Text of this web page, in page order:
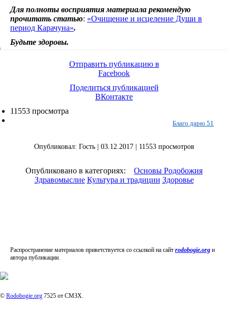
Для полноты восприятия материала рекомендую
прочитать статью: «Очищение и исцеление Души в
период Карачуна».
Будьте здоровы.
Отправить публикацию в
Facebook
Поделиться публикацией
ВКонтакте
11553 просмотра
Благо дарю 51
Опубликовал: Гость | 03.12.2017 | 11553 просмотров
Опубликовано в категориях: Основы Родобожия
Здравомыслие Культура и традиции Здоровье
Распространение материалов приветствуется со ссылкой на сайт rodobogie.org и
автора публикации.
© Rodobogie.org 7525 от СМЗХ.